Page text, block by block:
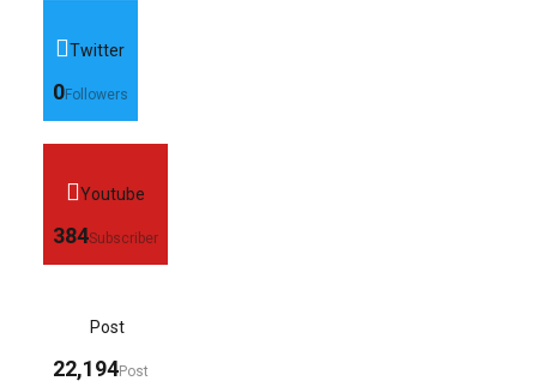
Twitter
0Followers
Youtube
384Subscriber
Post
22,194Post